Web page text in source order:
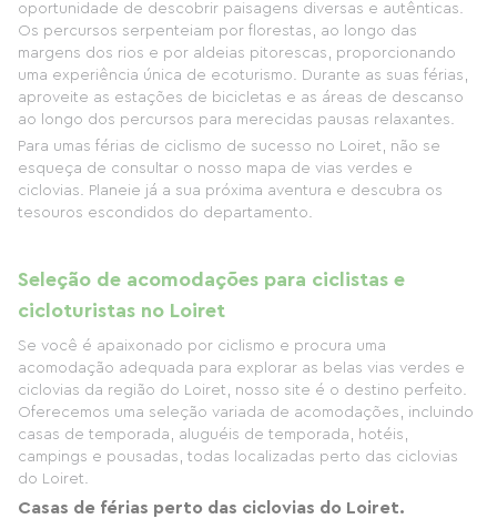
oportunidade de descobrir paisagens diversas e autênticas.
Os percursos serpenteiam por florestas, ao longo das
margens dos rios e por aldeias pitorescas, proporcionando
uma experiência única de ecoturismo. Durante as suas férias,
aproveite as estações de bicicletas e as áreas de descanso
ao longo dos percursos para merecidas pausas relaxantes.
Para umas férias de ciclismo de sucesso no Loiret, não se
esqueça de consultar o nosso mapa de vias verdes e
ciclovias. Planeie já a sua próxima aventura e descubra os
tesouros escondidos do departamento.
Seleção de acomodações para ciclistas e
cicloturistas no Loiret
Se você é apaixonado por ciclismo e procura uma
acomodação adequada para explorar as belas vias verdes e
ciclovias da região do Loiret, nosso site é o destino perfeito.
Oferecemos uma seleção variada de acomodações, incluindo
casas de temporada, aluguéis de temporada, hotéis,
campings e pousadas, todas localizadas perto das ciclovias
do Loiret.
Casas de férias perto das ciclovias do Loiret.